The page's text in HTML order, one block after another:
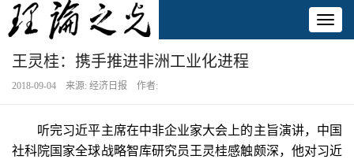
王灵桂：携手推进非洲工业化进程
2018-09-04 来源: 经济日报 作者:
听完习近平主席在中非企业家大会上的主旨演讲，中国
社科院国家全球战略智库研究员王灵桂感触颇深，他对习近